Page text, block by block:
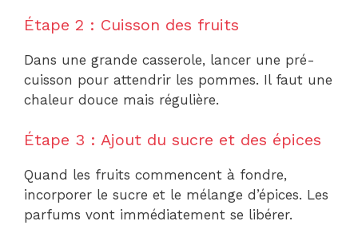
Étape 2 : Cuisson des fruits
Dans une grande casserole, lancer une pré-
cuisson pour attendrir les pommes. Il faut une
chaleur douce mais régulière.
Étape 3 : Ajout du sucre et des épices
Quand les fruits commencent à fondre,
incorporer le sucre et le mélange d’épices. Les
parfums vont immédiatement se libérer.